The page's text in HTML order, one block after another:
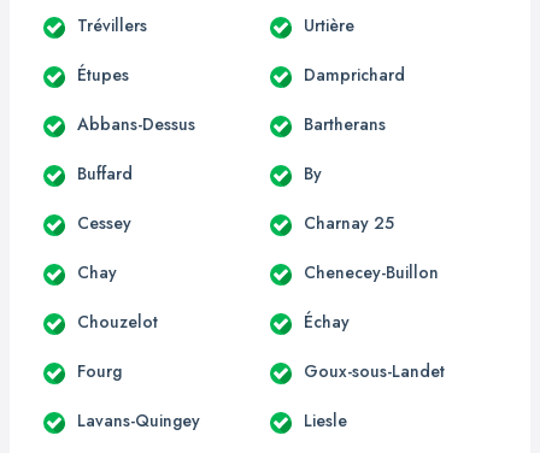
Trévillers Urtière
Étupes Damprichard
Abbans-Dessus Bartherans
Buffard By
Cessey Charnay 25
Chay Chenecey-Buillon
Chouzelot Échay
Fourg Goux-sous-Landet
Lavans-Quingey Liesle